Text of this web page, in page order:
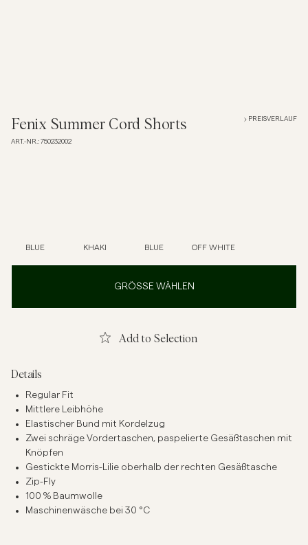
Hemden
T-Shirts
Unterwäsche
Fenix Summer Cord Shorts
ART.-NR.: 750232002
PREISVERLAUF
BLUE KHAKI BLUE OFF WHITE
GRÖSSE WÄHLEN
Add to Selection
Details
Regular Fit
Mittlere Leibhöhe
Elastischer Bund mit Kordelzug
Zwei schräge Vordertaschen, paspelierte Gesäßtaschen mit
Knöpfen
Gestickte Morris-Lilie oberhalb der rechten Gesäßtasche
Zip-Fly
100 % Baumwolle
Maschinenwäsche bei 30 °C